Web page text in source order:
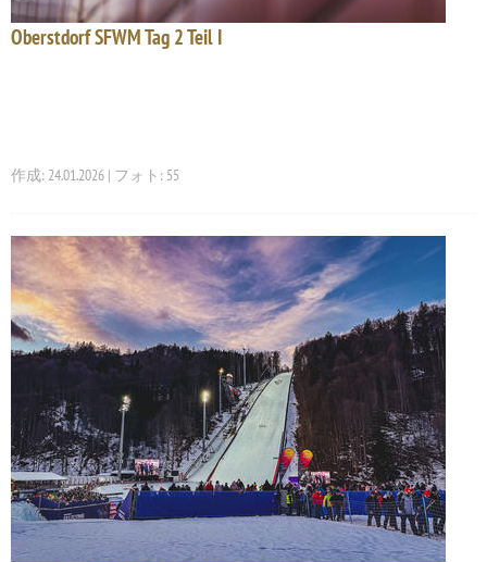
Oberstdorf SFWM Tag 2 Teil I
作成: 24.01.2026 | フォト: 55